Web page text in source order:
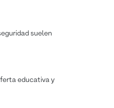
suelen
educativa y